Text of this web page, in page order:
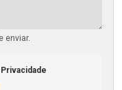
enviar.
Privacidade